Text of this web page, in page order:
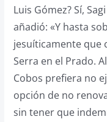
Luis Gómez? Sí,
añadió: «Y hasta
jesuíticamente que
Serra en el Prado.
Cobos prefiera no
opción de no
sin tener que